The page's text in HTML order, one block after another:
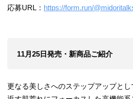
応募URL： https://form.run/
11月25日発売・新商品ご紹介
更なる美しさへのステップアップと